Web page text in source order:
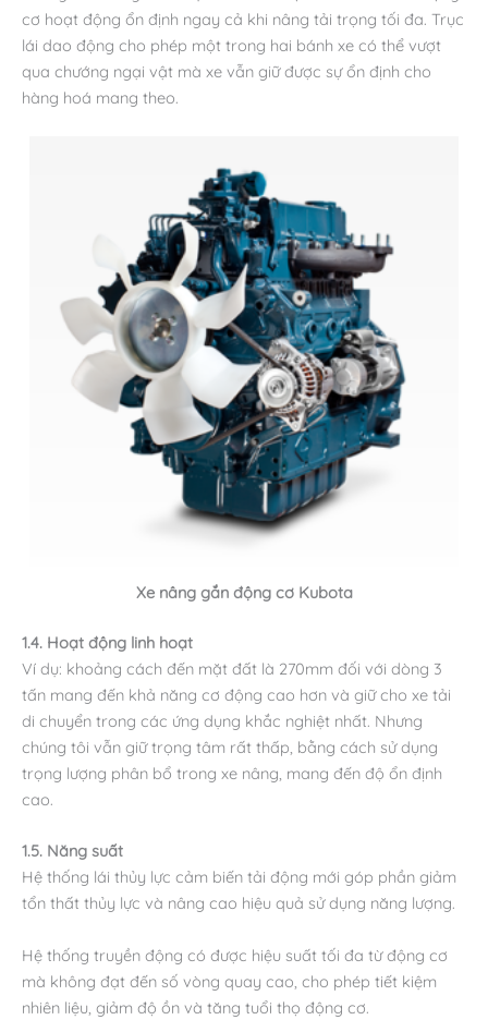
cơ hoạt động ổn định ngay cả khi nâng tải trọng tối đa. Trục
lái dao động cho phép một trong hai bánh xe có thể vượt
qua chướng ngại vật mà xe vẫn giữ được sự ổn định cho
hàng hoá mang theo.
Xe nâng gắn động cơ Kubota
1.4. Hoạt động linh hoạt
Ví dụ: khoảng cách đến mặt đất là 270mm đối với dòng 3
tấn mang đến khả năng cơ động cao hơn và giữ cho xe tải
di chuyển trong các ứng dụng khắc nghiệt nhất. Nhưng
chúng tôi vẫn giữ trọng tâm rất thấp, bằng cách sử dụng
trọng lượng phân bổ trong xe nâng, mang đến độ ổn định
cao.
1.5. Năng suất
Hệ thống lái thủy lực cảm biến tải động mới góp phần giảm
tổn thất thủy lực và nâng cao hiệu quả sử dụng năng lượng.
Hệ thống truyền động có được hiệu suất tối đa từ động cơ
mà không đạt đến số vòng quay cao, cho phép tiết kiệm
nhiên liệu, giảm độ ồn và tăng tuổi thọ động cơ.